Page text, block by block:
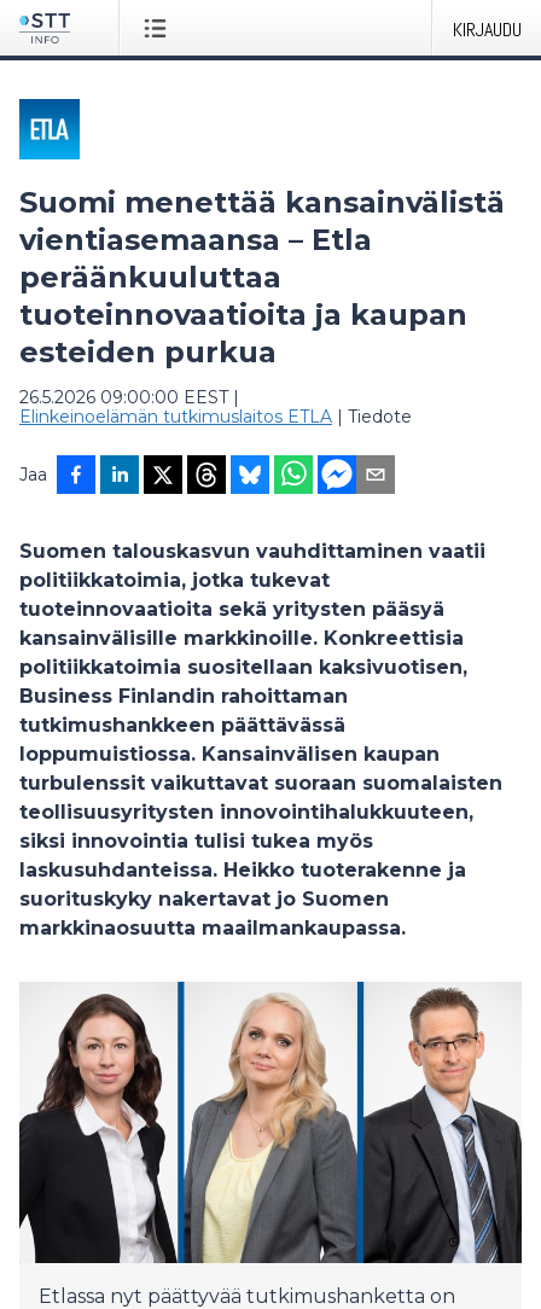
KIRJAUDU
Suomi menettää kansainvälistä
vientiasemaansa – Etla
peräänkuuluttaa
tuoteinnovaatioita ja kaupan
esteiden purkua
26.5.2026 09:00:00 EEST|
Elinkeinoelämän tutkimuslaitos ETLA | Tiedote
Jaa
Suomen talouskasvun vauhdittaminen vaatii
politiikkatoimia, jotka tukevat
tuoteinnovaatioita sekä yritysten pääsyä
kansainvälisille markkinoille. Konkreettisia
politiikkatoimia suositellaan kaksivuotisen,
Business Finlandin rahoittaman
tutkimushankkeen päättävässä
loppumuistiossa. Kansainvälisen kaupan
turbulenssit vaikuttavat suoraan suomalaisten
teollisuusyritysten innovointihalukkuuteen,
siksi innovointia tulisi tukea myös
laskusuhdanteissa. Heikko tuoterakenne ja
suorituskyky nakertavat jo Suomen
markkinaosuutta maailmankaupassa.
Etlassa nyt päättyvää tutkimushanketta on